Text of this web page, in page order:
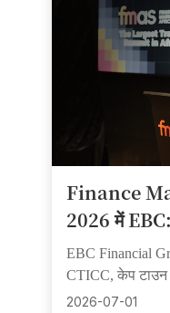
Finance
2026 में
धातुओं का
EBC Financial
CTICC, केप टाउन
आश्रय या
2026-07-01